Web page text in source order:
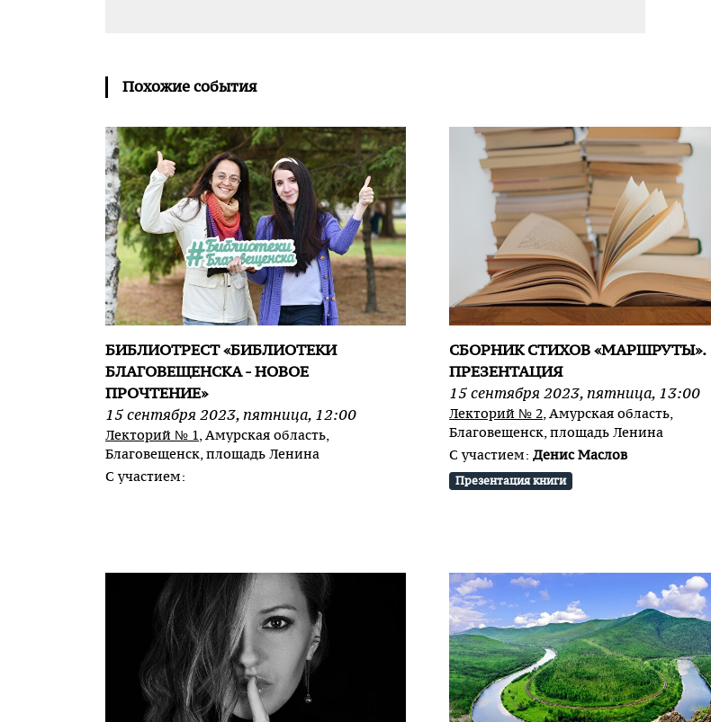
Похожие события
БИБЛИОТРЕСТ «БИБЛИОТЕКИ
БЛАГОВЕЩЕНСКА - НОВОЕ
ПРОЧТЕНИЕ»
15сентября 2023,пятница, 12:00
Лекторий № 1, Амурская область,
Благовещенск, площадь Ленина
С участием:
СБОРНИК СТИХОВ «МАРШРУТЫ».
ПРЕЗЕНТАЦИЯ
15сентября 2023,пятница, 13:00
Лекторий № 2, Амурская область,
Благовещенск, площадь Ленина
С участием:Денис Маслов
Презентация книги